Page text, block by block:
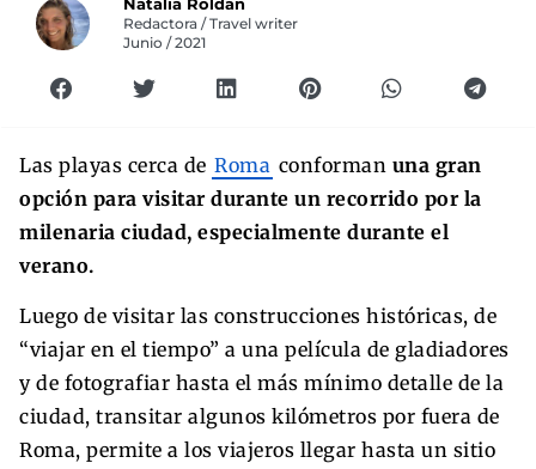
Redactora / Travel writer
Junio / 2021
Las playas cerca de Roma conforman una gran
opción para visitar durante un recorrido por la
milenaria ciudad, especialmente durante el
verano.
Luego de visitar las construcciones históricas, de
“viajar en el tiempo” a una película de gladiadores
y de fotografiar hasta el más mínimo detalle de la
ciudad, transitar algunos kilómetros por fuera de
Roma, permite a los viajeros llegar hasta un sitio